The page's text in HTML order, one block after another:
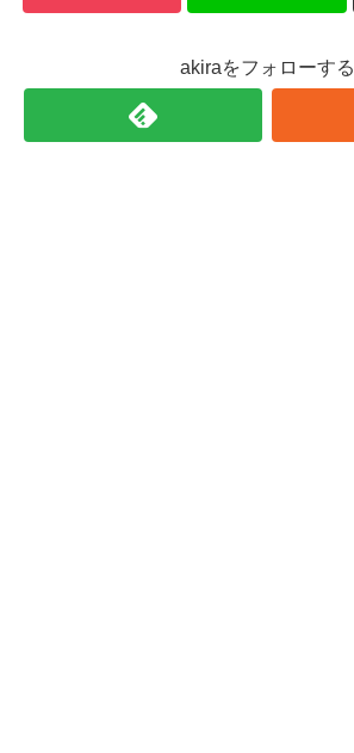
akiraをフォローする